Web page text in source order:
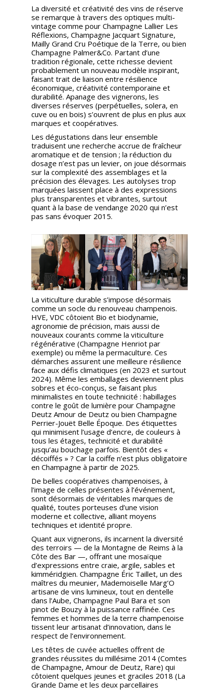
La diversité et créativité des vins de réserve
se remarque à travers des optiques multi-
vintage comme pour Champagne Lallier Les
Réflexions, Champagne Jacquart Signature,
Mailly Grand Cru Poétique de la Terre, ou bien
Champagne Palmer&Co. Partant d’une
tradition régionale, cette richesse devient
probablement un nouveau modèle inspirant,
faisant trait de liaison entre résilience
économique, créativité contemporaine et
durabilité. Apanage des vignerons, les
diverses réserves (perpétuelles, solera, en
cuve ou en bois) s’ouvrent de plus en plus aux
marques et coopératives.
Les dégustations dans leur ensemble
traduisent une recherche accrue de fraîcheur
aromatique et de tension ; la réduction du
dosage n’est pas un levier, on joue désormais
sur la complexité des assemblages et la
précision des élevages. Les autolyses trop
marquées laissent place à des expressions
plus transparentes et vibrantes, surtout
quant à la base de vendange 2020 qui n’est
pas sans évoquer 2015.
La viticulture durable s’impose désormais
comme un socle du renouveau champenois.
HVE, VDC côtoient Bio et biodynamie,
agronomie de précision, mais aussi de
nouveaux courants comme la viticulture
régénérative (Champagne Henriot par
exemple) ou même la permaculture. Ces
démarches assurent une meilleure résilience
face aux défis climatiques (en 2023 et surtout
2024). Même les emballages deviennent plus
sobres et éco-conçus, se faisant plus
minimalistes en toute technicité : habillages
contre le goût de lumière pour Champagne
Deutz Amour de Deutz ou bien Champagne
Perrier-Jouët Belle Époque. Des étiquettes
qui minimisent l’usage d’encre, de couleurs à
tous les étages, technicité et durabilité
jusqu’au bouchage parfois. Bientôt des «
décoiffés » ? Car la coiffe n’est plus obligatoire
en Champagne à partir de 2025.
De belles coopératives champenoises, à
l’image de celles présentes à l’événement,
sont désormais de véritables marques de
qualité, toutes porteuses d’une vision
moderne et collective, alliant moyens
techniques et identité propre.
Quant aux vignerons, ils incarnent la diversité
des terroirs — de la Montagne de Reims à la
Côte des Bar —, offrant une mosaïque
d’expressions entre craie, argile, sables et
kimméridgien. Champagne Éric Taillet, un des
maîtres du meunier, Mademoiselle Marg’O
artisane de vins lumineux, tout en dentelle
dans l’Aube, Champagne Paul Bara et son
pinot de Bouzy à la puissance raffinée. Ces
femmes et hommes de la terre champenoise
tissent leur artisanat d’innovation, dans le
respect de l’environnement.
Les têtes de cuvée actuelles offrent de
grandes réussites du millésime 2014 (Comtes
de Champagne, Amour de Deutz, Rare) qui
côtoient quelques jeunes et graciles 2018 (La
Grande Dame et les deux parcellaires